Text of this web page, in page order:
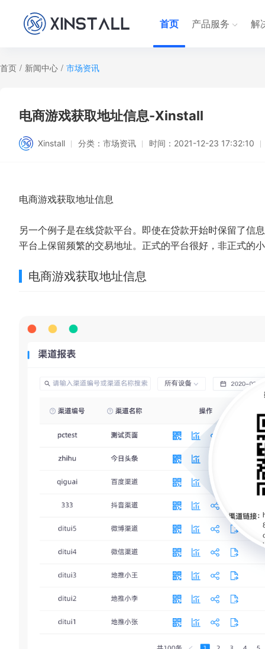
首页 产品服务 解
首页 / 新闻中心 / 市场资讯
电商游戏获取地址信息-Xinstall
Xinstall 分类： 市场资讯 时间： 2021-12-23 17:32:10
电商游戏获取地址信息
另一个例子是在线贷款平台。即使在贷款开始时保留了信
平台上保留频繁的交易地址。正式的平台很好，非正式的
电商游戏获取地址信息